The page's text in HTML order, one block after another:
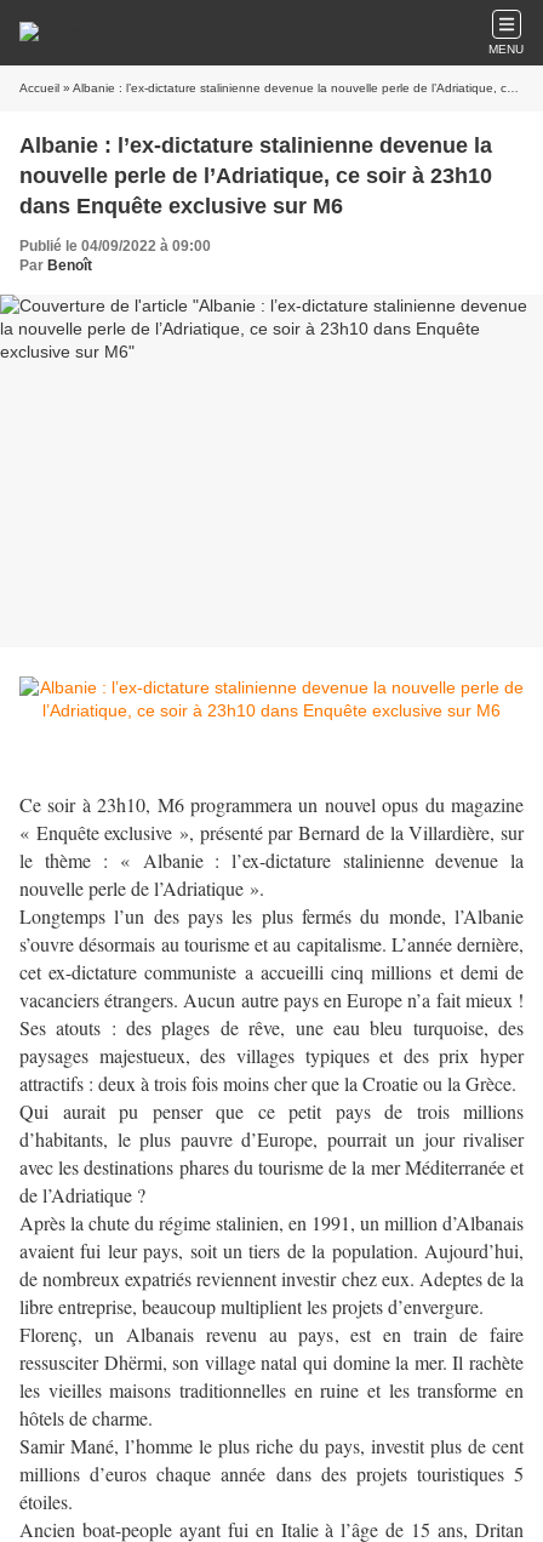
MENU
Accueil » Albanie : l’ex-dictature stalinienne devenue la nouvelle perle de l’Adriatique, ce soir à 23h10 dans Enquête exclusive sur M6
Albanie : l’ex-dictature stalinienne devenue la
nouvelle perle de l’Adriatique, ce soir à 23h10
dans Enquête exclusive sur M6
Publié le 04/09/2022 à 09:00
Par Benoît
Ce soir à 23h10, M6 programmera un nouvel opus du magazine
« Enquête exclusive », présenté par Bernard de la Villardière, sur
le thème : « Albanie : l’ex-dictature stalinienne devenue la
nouvelle perle de l’Adriatique ».
Longtemps l’un des pays les plus fermés du monde, l’Albanie
s’ouvre désormais au tourisme et au capitalisme. L’année dernière,
cet ex-dictature communiste a accueilli cinq millions et demi de
vacanciers étrangers. Aucun autre pays en Europe n’a fait mieux !
Ses atouts : des plages de rêve, une eau bleu turquoise, des
paysages majestueux, des villages typiques et des prix hyper
attractifs : deux à trois fois moins cher que la Croatie ou la Grèce.
Qui aurait pu penser que ce petit pays de trois millions
d’habitants, le plus pauvre d’Europe, pourrait un jour rivaliser
avec les destinations phares du tourisme de la mer Méditerranée et
de l’Adriatique ?
Après la chute du régime stalinien, en 1991, un million d’Albanais
avaient fui leur pays, soit un tiers de la population. Aujourd’hui,
de nombreux expatriés reviennent investir chez eux. Adeptes de la
libre entreprise, beaucoup multiplient les projets d’envergure.
Florenç, un Albanais revenu au pays, est en train de faire
ressusciter Dhërmi, son village natal qui domine la mer. Il rachète
les vieilles maisons traditionnelles en ruine et les transforme en
hôtels de charme.
Samir Mané, l’homme le plus riche du pays, investit plus de cent
millions d’euros chaque année dans des projets touristiques 5
étoiles.
Ancien boat-people ayant fui en Italie à l’âge de 15 ans, Dritan